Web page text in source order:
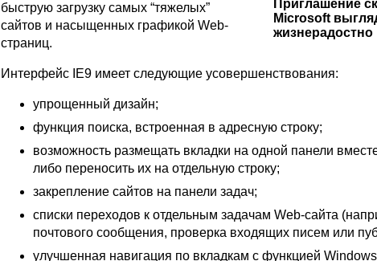
Приглашение
Microsoft
жизнерадостно
быструю загрузку самых “тяжелых”
сайтов и насыщенных графикой Web-
страниц.
Интерфейс IE9 имеет следующие усовершенствования:
упрощенный дизайн;
функция поиска, встроенная в адресную строку;
возможность размещать вкладки на одной панели
либо переносить их на отдельную строку;
закрепление сайтов на панели задач;
списки переходов к отдельным задачам Web-сайта
почтового сообщения, проверка входящих писем или
улучшенная навигация по вкладкам с функцией